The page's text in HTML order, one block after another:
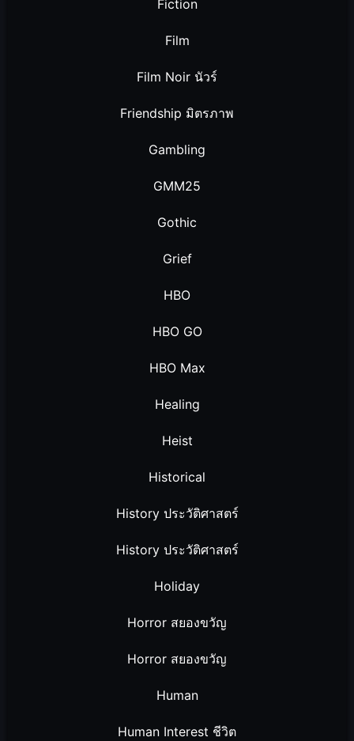
Fiction
Film
Film Noir นัวร์
Friendship มิตรภาพ
Gambling
GMM25
Gothic
Grief
HBO
HBO GO
HBO Max
Healing
Heist
Historical
History ประวัติศาสตร์
History ประวัติศาสตร์
Holiday
Horror สยองขวัญ
Horror สยองขวัญ
Human
Human Interest ชีวิต